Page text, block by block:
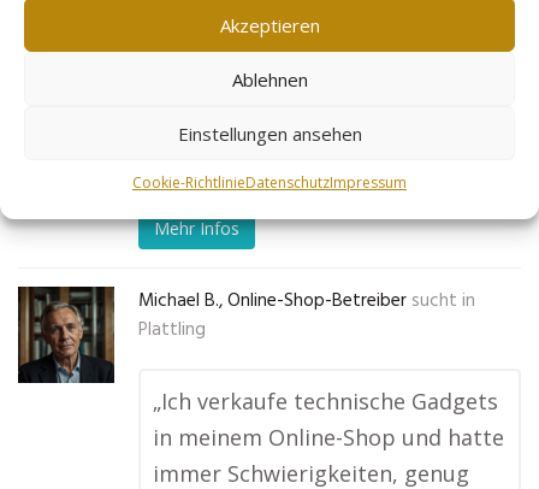
Akzeptieren
Ablehnen
Einstellungen ansehen
Cookie-RichtlinieDatenschutzImpressum
gestiegen, und ich bin froh, dass
ich mich für dieses Mietmodell
No tags for this post.
Mehr Infos
Michael B., Online-Shop-Betreiber sucht in
Plattling
„Ich verkaufe technische Gadgets
in meinem Online-Shop und hatte
immer Schwierigkeiten, genug